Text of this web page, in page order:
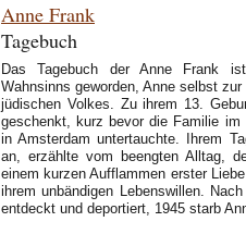
Anne Frank
Tagebuch
Das Tagebuch der Anne Frank
Wahnsinns geworden, Anne selbst
jüdischen Volkes. Zu ihrem 13.
geschenkt, kurz bevor die Familie
in Amsterdam untertauchte. Ihrem
an, erzählte vom beengten Alltag,
einem kurzen Aufflammen erster
ihrem unbändigen Lebenswillen.
entdeckt und deportiert, 1945 starb